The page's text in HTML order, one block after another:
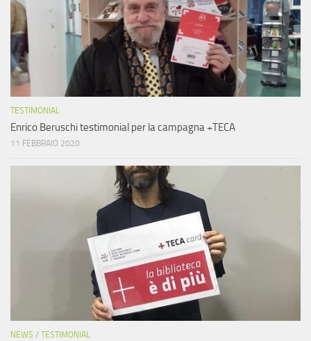
TESTIMONIAL
Enrico Beruschi testimonial per la campagna +TECA
11 FEBBRAIO 2020
NEWS / TESTIMONIAL